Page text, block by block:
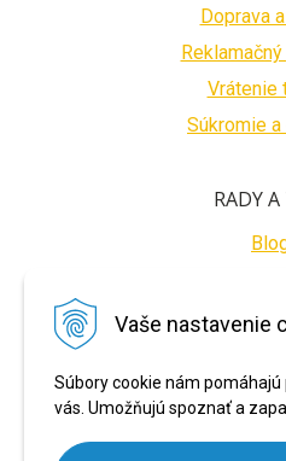
Vaše nastavenie
Súbory cookie nám
vás. Umožňujú spoznať a
Doprava
Vrátenie
Súkromie
RADY
BEZPEČNÉ